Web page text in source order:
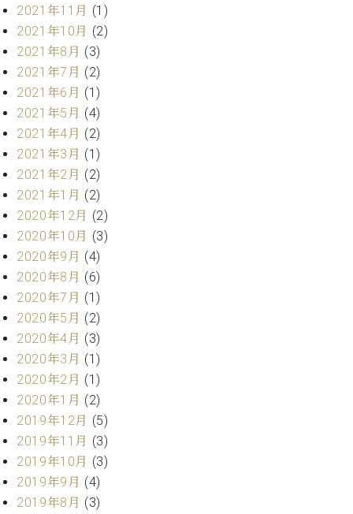
ナ
ル
W.
ホ
フ
マ
ン
ト
ラ
デ
ィ
ョ
ン
W.
ホ
フ
マ
ン
ヴ
ィ
ジ
ョ
ン
C.BECHSTEIN
王
子
・
技
術
営
業
セ
ン
タ
ー
ス
タ
ッ
フ
挨
拶
技
術
者
介
展示
情報
【ユ
ーロ
ピア
2021年11月 (1)
2021年10月 (2)
2021年8月 (3)
2021年7月 (2)
2021年6月 (1)
2021年5月 (4)
2021年4月 (2)
2021年3月 (1)
2021年2月 (2)
2021年1月 (2)
2020年12月 (2)
2020年10月 (3)
2020年9月 (4)
2020年8月 (6)
2020年7月 (1)
2020年5月 (2)
2020年4月 (3)
2020年3月 (1)
2020年2月 (1)
2020年1月 (2)
2019年12月 (5)
2019年11月 (3)
2019年10月 (3)
2019年9月 (4)
2019年8月 (3)